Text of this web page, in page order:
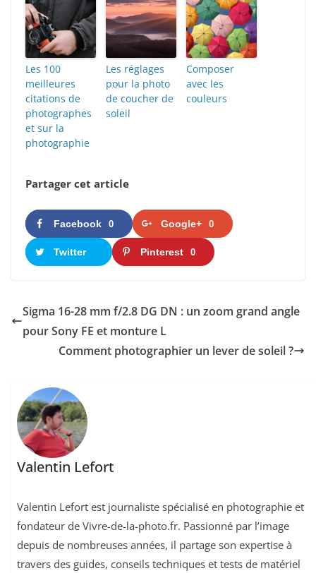
Les 100
meilleures
citations de
photographes
et sur la
photographie
Les réglages
pour la photo
de coucher de
soleil
Composer
avec les
couleurs
Partager cet article
Facebook 0 Google+ 0
Twitter Pinterest 0
Sigma 16-28 mm f/2.8 DG DN : un zoom grand angle
pour Sony FE et monture L
Comment photographier un lever de soleil ?
Valentin Lefort
Valentin Lefort est journaliste spécialisé en photographie et
fondateur de Vivre-de-la-photo.fr. Passionné par l’image
depuis de nombreuses années, il partage son expertise à
travers des guides, conseils techniques et tests de matériel